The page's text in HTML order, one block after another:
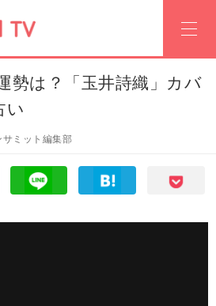
勢は？「玉井詩織」カバ
い
サミット編集部